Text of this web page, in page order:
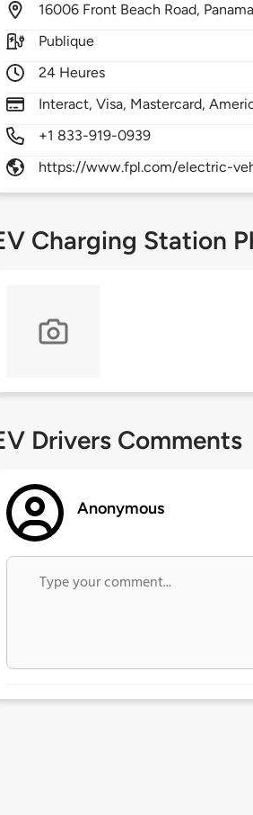
16006 Front Beach Road,
Publique
24 Heures
Interact, Visa, Mastercard,
+1 833-919-0939
https://www.fpl.com/electric-
Charging Station
Drivers Comments
Anonymous